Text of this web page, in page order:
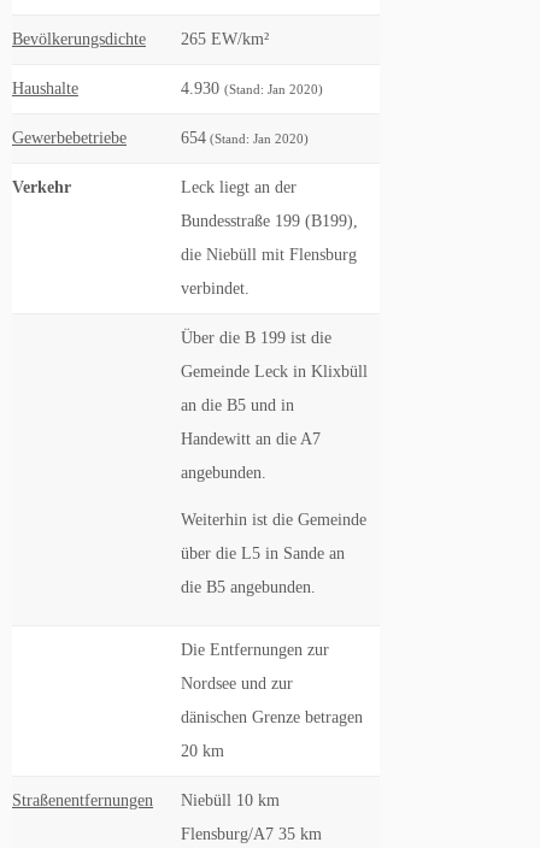
Bevölkerungsdichte 265 EW/km²
Haushalte 4.930 (Stand: Jan 2020)
Gewerbebetriebe 654 (Stand: Jan 2020)
Verkehr
Leck liegt an der
Bundesstraße 199 (B199),
die Niebüll mit Flensburg
verbindet.
Über die B 199 ist die
Gemeinde Leck in Klixbüll
an die B5 und in
Handewitt an die A7
angebunden.
Weiterhin ist die Gemeinde
über die L5 in Sande an
die B5 angebunden.
Die Entfernungen zur
Nordsee und zur
dänischen Grenze betragen
20 km
Straßenentfernungen
Niebüll 10 km
Flensburg/A7 35 km